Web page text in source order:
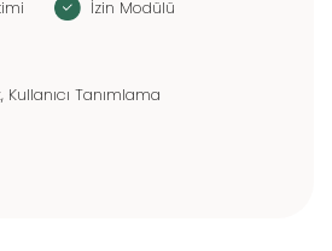
İzin Modülü
Kullanıcı Tanımlama